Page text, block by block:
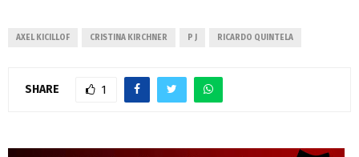
AXEL KICILLOF CRISTINA KIRCHNER P J RICARDO QUINTELA
SHARE 1